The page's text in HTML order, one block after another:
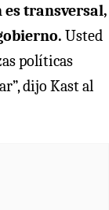
es transversal,
Usted
políticas
dijo Kast al